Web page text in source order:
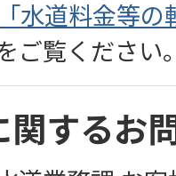
「水道料金等
ご覧ください
関するお